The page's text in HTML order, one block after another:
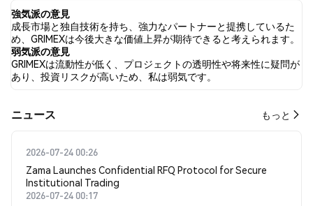
感情は 強気 でした。 最後に、GRIMEX に関するニュース記事が 1
件公開されました。 Twitterでは、100.00% のツイートが強気の感
情を示し、0.00% のツイートが弱気の感情を示しました。 0.00%
のツイートは GRIMEX に対して中立的でした。 これらの感情分析
は 1 件のツイートに基づいています。
強気派の意見
成長市場と独自技術を持ち、強力なパートナーと提携しているた
め、GRIMEXは今後大きな価値上昇が期待できると考えられます。
弱気派の意見
GRIMEXは流動性が低く、プロジェクトの透明性や将来性に疑問が
あり、投資リスクが高いため、私は弱気です。
​​ニュース​​ もっと
2026-07-24 00:26
Zama Launches Confidential RFQ Protocol for Secure
Institutional Trading
2026-07-24 00:17